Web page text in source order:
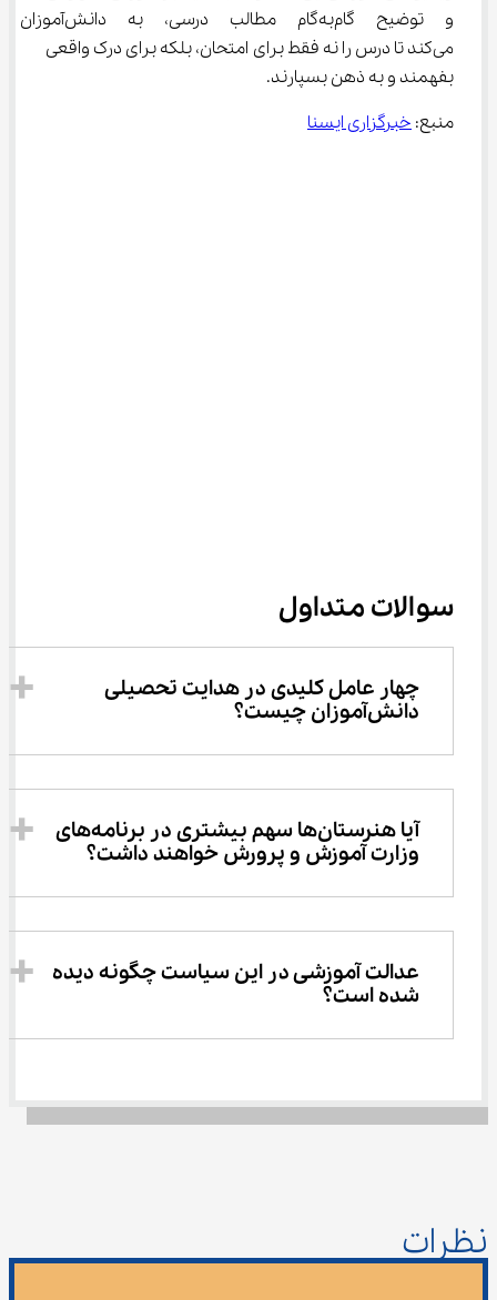
و توضیح گام‌به‌گام مطالب
می‌کند تا درس را نه فقط برای امتحان، بلکه برای درک واقعی
بفهمند و به ذهن بسپارند.
منبع: خبرگزاری ایسنا
سوالات متداول
چهار عامل کلیدی در هدایت تحصیلی
دانش‌آموزان چیست؟
آیا هنرستان‌ها سهم بیشتری در برنامه‌های
وزارت آموزش و پرورش خواهند داشت؟
عدالت آموزشی در این سیاست چگونه دیده
شده است؟
نظرات